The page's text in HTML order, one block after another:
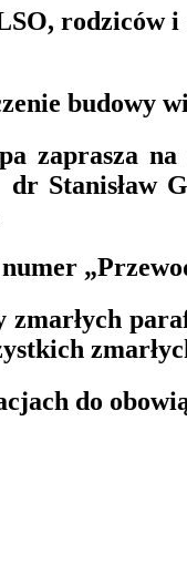
budowy
zaprasza
dr Stanisław
zmarłych
do